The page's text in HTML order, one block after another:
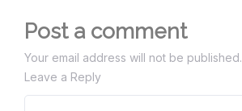
Post a comment
Your email address will not be published.
Leave a Reply